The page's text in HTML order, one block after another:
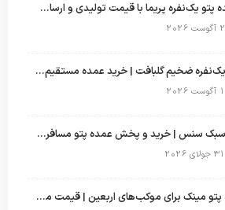
فروش عمده پتو یک‌نفره پریما با قیمت تولیدی و ارسال به سراسر کشور
قیمت پتو یک‌نفره ضخیم گلبافت | خرید عمده مستقیم با بهترین قیمت
قیمت پتو سبک سنس | خرید و پخش عمده پتو مسافرتی Sense
خرید عمده پتو مینک برای موکب‌های اربعین | قیمت مناسب و ارسال سریع